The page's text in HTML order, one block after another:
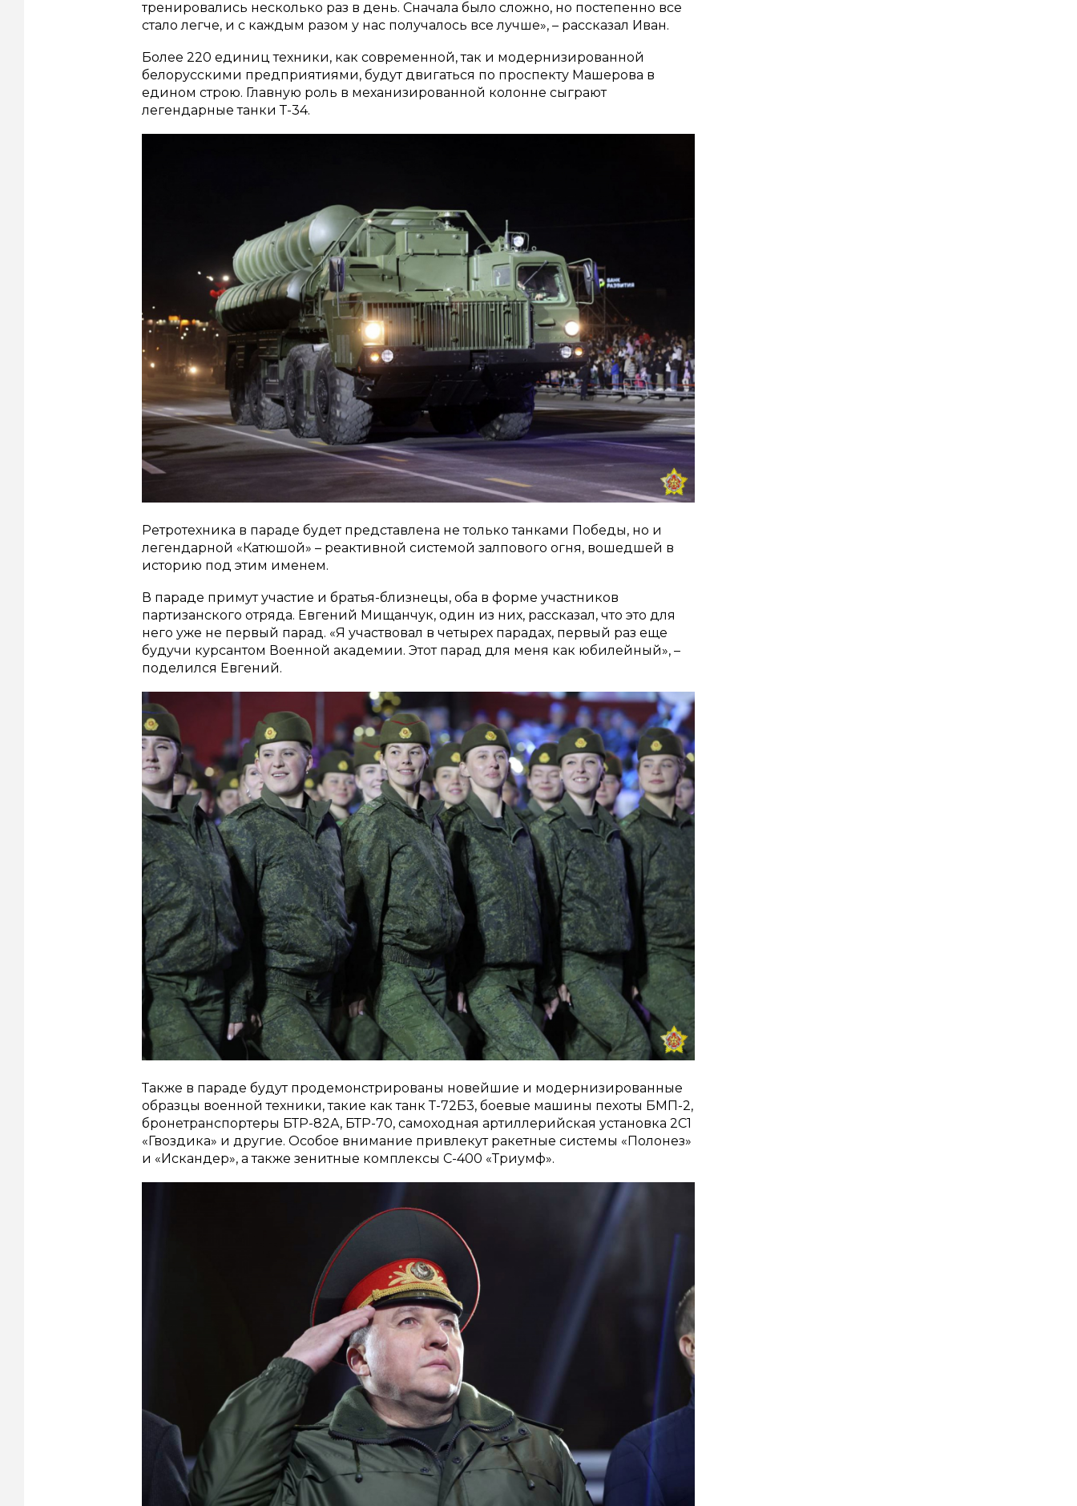
тренировались несколько раз в день. Сначала было сложно, но постепенно все
стало легче, и с каждым разом у нас получалось все лучше», – рассказал Иван.
Более 220 единиц техники, как современной, так и модернизированной
белорусскими предприятиями, будут двигаться по проспекту Машерова в
едином строю. Главную роль в механизированной колонне сыграют
легендарные танки Т-34.
Ретротехника в параде будет представлена не только танками Победы, но и
легендарной «Катюшой» – реактивной системой залпового огня, вошедшей в
историю под этим именем.
В параде примут участие и братья-близнецы, оба в форме участников
партизанского отряда. Евгений Мищанчук, один из них, рассказал, что это для
него уже не первый парад. «Я участвовал в четырех парадах, первый раз еще
будучи курсантом Военной академии. Этот парад для меня как юбилейный», –
поделился Евгений.
Также в параде будут продемонстрированы новейшие и модернизированные
образцы военной техники, такие как танк Т-72Б3, боевые машины пехоты БМП-2,
бронетранспортеры БТР-82А, БТР-70, самоходная артиллерийская установка 2С1
«Гвоздика» и другие. Особое внимание привлекут ракетные системы «Полонез»
и «Искандер», а также зенитные комплексы С-400 «Триумф».